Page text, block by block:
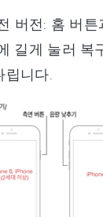
버전: 홈 버
길게 눌러 복
니다.